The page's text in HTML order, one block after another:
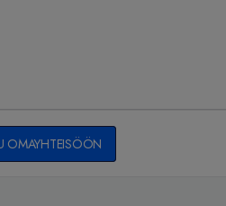
OMAYHTEISÖÖN